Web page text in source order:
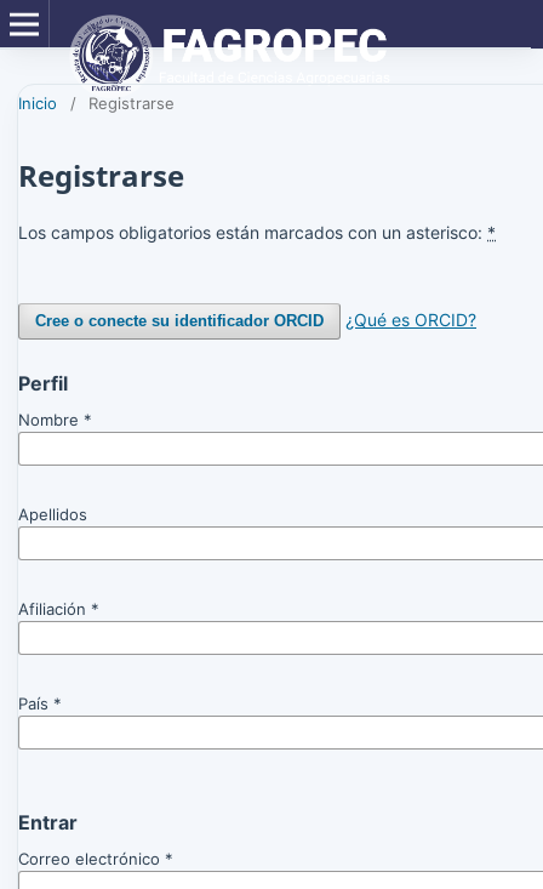
Inicio / Registrarse
Registrarse
Los campos obligatorios están marcados con un asterisco: *
Cree o conecte su identificador ORCID ¿Qué es ORCID?
Perfil
Nombre *
Apellidos
Afiliación *
País *
Entrar
Correo electrónico *